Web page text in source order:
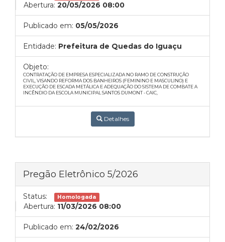
Abertura: 20/05/2026 08:00
Publicado em: 05/05/2026
Entidade: Prefeitura de Quedas do Iguaçu
Objeto:
CONTRATAÇÃO DE EMPRESA ESPECIALIZADA NO RAMO DE CONSTRUÇÃO
CIVIL, VISANDO REFORMA DOS BANHEIROS (FEMININO E MASCULINO) E
EXECUÇÃO DE ESCADA METÁLICA E ADEQUAÇÃO DO SISTEMA DE COMBATE A
INCÊNDIO DA ESCOLA MUNICIPAL SANTOS DUMONT - CAIC,
Detalhes
Pregão Eletrônico 5/2026
Status: Homologada
Abertura: 11/03/2026 08:00
Publicado em: 24/02/2026